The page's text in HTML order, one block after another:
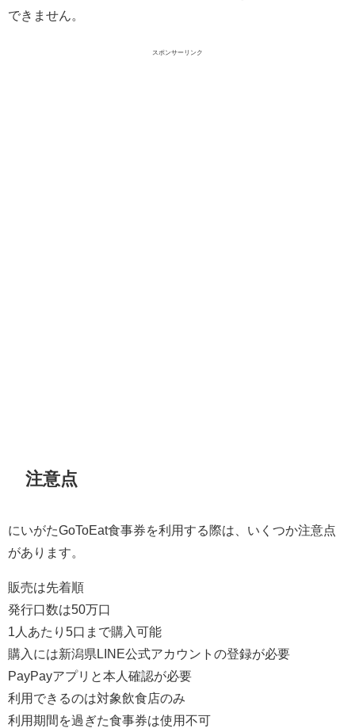
できません。
スポンサーリンク
注意点
にいがたGoToEat食事券を利用する際は、いくつか注意点
があります。
販売は先着順
発行口数は50万口
1人あたり5口まで購入可能
購入には新潟県LINE公式アカウントの登録が必要
PayPayアプリと本人確認が必要
利用できるのは対象飲食店のみ
利用期間を過ぎた食事券は使用不可